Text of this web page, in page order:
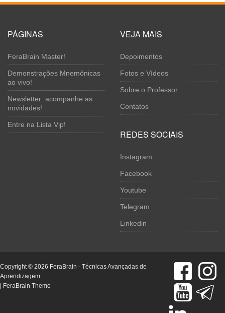
PÁGINAS
FeraBrain Master!
Demonstrações Mnemônicas
ao vivo!
Newsletter: acompanhe as
novidades!
Entre na Lista Vip!
VEJA MAIS
Depoimentos
Fotos e Vídeos
Sobre o Professor
Contatos
REDES SOCIAIS
Instagram
Facebook
Youtube
Telegram
Linkedin
Copyright © 2026 FeraBrain - Técnicas Avançadas de
Aprendizagem.
FeraBrain Theme